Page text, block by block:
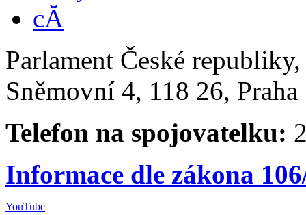
Parlament České
Sněmovní 4, 118 26,
Telefon na spojovatelku:
Informace dle zákona
YouTube